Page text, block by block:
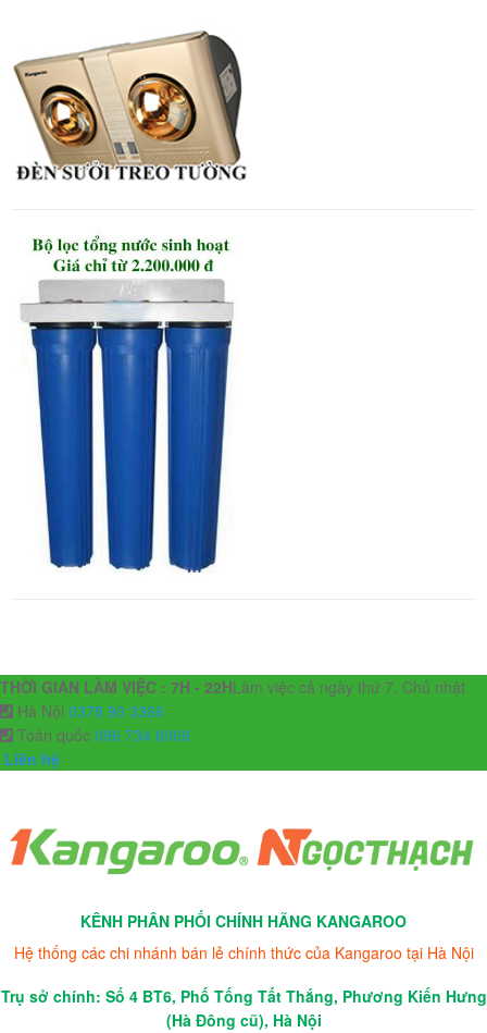
THỜI GIAN LÀM VIỆC : 7H - 22HLàm việc cả ngày thứ 7, Chủ nhật
Hà Nội 0378 90 3366
Toàn quốc 096 734 6068
Liên hệ
KÊNH PHÂN PHỐI CHÍNH HÃNG KANGAROO
Hệ thống các chi nhánh bán lẻ chính thức của Kangaroo tại Hà Nội
Trụ sở chính: Số 4 BT6, Phố Tống Tất Thắng, Phương Kiến Hưng
(Hà Đông cũ), Hà Nội